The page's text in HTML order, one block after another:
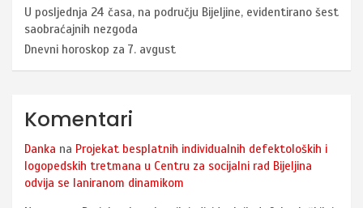
U posljednja 24 časa, na području Bijeljine, evidentirano šest
saobraćajnih nezgoda
Dnevni horoskop za 7. avgust
Komentari
Danka na Projekat besplatnih individualnih defektoloških i
logopedskih tretmana u Centru za socijalni rad Bijeljina
odvija se laniranom dinamikom